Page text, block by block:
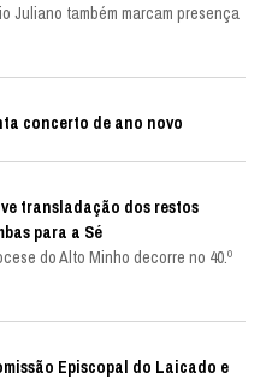
Juliano também marcam presença
concerto de ano novo
transladação dos restos
para a Sé
do Alto Minho decorre no 40.º
Episcopal do Laicado e